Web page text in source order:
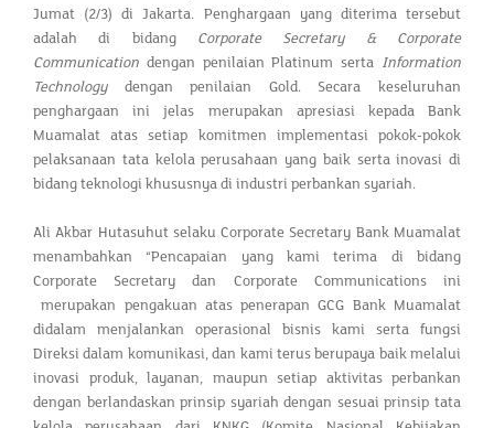
Jumat (2/3) di Jakarta. Penghargaan yang diterima tersebut
adalah di bidang Corporate Secretary & Corporate
Communication dengan penilaian Platinum serta Information
Technologydengan penilaian Gold. Secara keseluruhan
penghargaan ini jelas merupakan apresiasi kepada Bank
Muamalat atas setiap komitmen implementasi pokok-pokok
pelaksanaan tata kelola perusahaan yang baik serta inovasi di
bidang teknologi khususnya di industri perbankan syariah.
Ali Akbar Hutasuhut selaku Corporate Secretary Bank Muamalat
menambahkan “Pencapaian yang kami terima di bidang
Corporate Secretary dan Corporate Communications ini
merupakan pengakuan atas penerapan GCG Bank Muamalat
didalam menjalankan operasional bisnis kami serta fungsi
Direksi dalam komunikasi, dan kami terus berupaya baik melalui
inovasi produk, layanan, maupun setiap aktivitas perbankan
dengan berlandaskan prinsip syariah dengan sesuai prinsip tata